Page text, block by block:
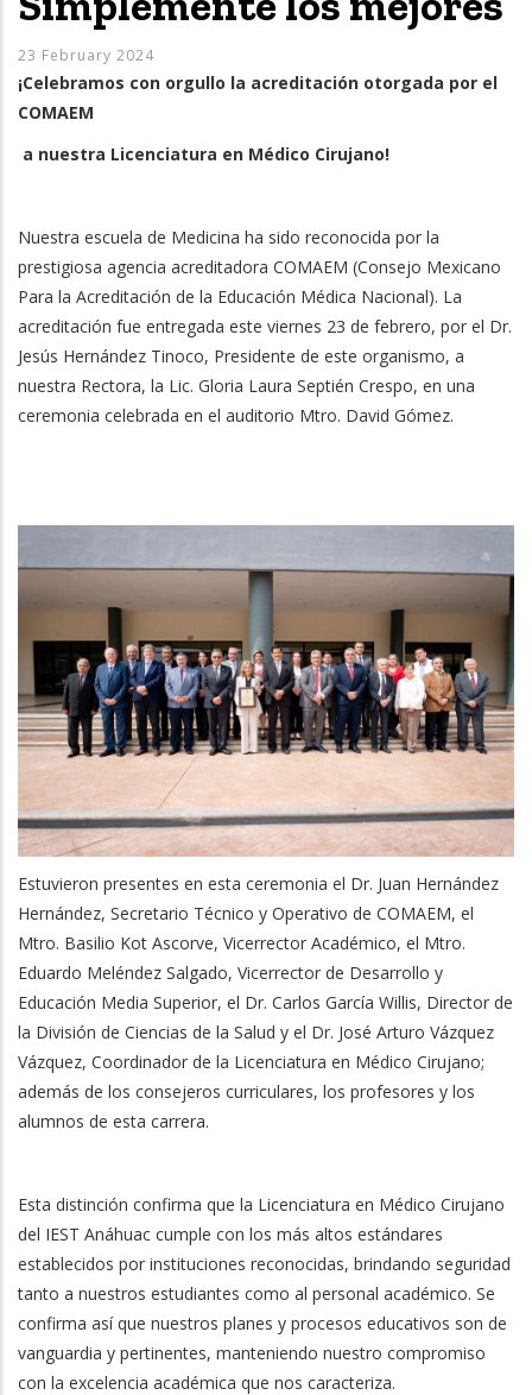
23 February 2024
¡Celebramos con orgullo la acreditación otorgada por el
COMAEM
a nuestra Licenciatura en Médico Cirujano!
Nuestra escuela de Medicina ha sido reconocida por la
prestigiosa agencia acreditadora COMAEM (Consejo Mexicano
Para la Acreditación de la Educación Médica Nacional). La
acreditación fue entregada este viernes 23 de febrero, por el Dr.
Jesús Hernández Tinoco, Presidente de este organismo, a
nuestra Rectora, la Lic. Gloria Laura Septién Crespo, en una
ceremonia celebrada en el auditorio Mtro. David Gómez.
Estuvieron presentes en esta ceremonia el Dr. Juan Hernández
Hernández, Secretario Técnico y Operativo de COMAEM, el
Mtro. Basilio Kot Ascorve, Vicerrector Académico, el Mtro.
Eduardo Meléndez Salgado, Vicerrector de Desarrollo y
Educación Media Superior, el Dr. Carlos García Willis, Director de
la División de Ciencias de la Salud y el Dr. José Arturo Vázquez
Vázquez, Coordinador de la Licenciatura en Médico Cirujano;
además de los consejeros curriculares, los profesores y los
alumnos de esta carrera.
Esta distinción confirma que la Licenciatura en Médico Cirujano
del IEST Anáhuac cumple con los más altos estándares
establecidos por instituciones reconocidas, brindando seguridad
tanto a nuestros estudiantes como al personal académico. Se
confirma así que nuestros planes y procesos educativos son de
vanguardia y pertinentes, manteniendo nuestro compromiso
con la excelencia académica que nos caracteriza.